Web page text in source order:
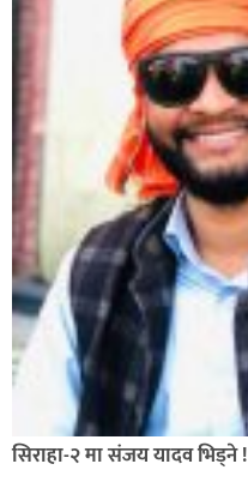
सिराहा-२ मा संजय यादव भिड्ने !